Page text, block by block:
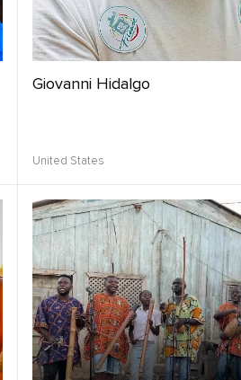
Giovanni Hidalgo
United States